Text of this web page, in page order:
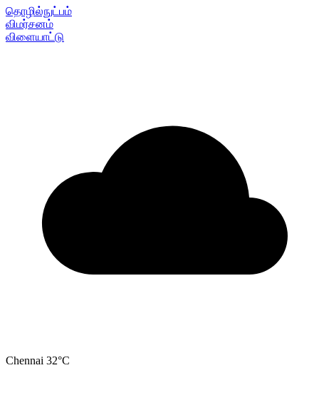
தொழில்நுட்பம்
விமர்சனம்
விளையாட்டு
Chennai 32°C